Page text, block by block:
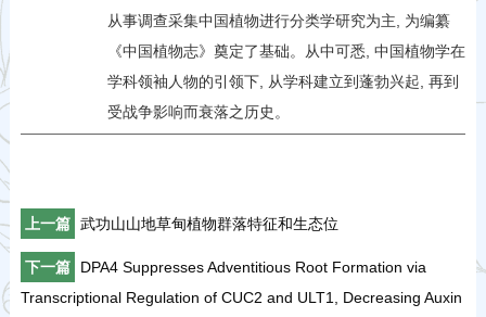
从事调查采集中国植物进行分类学研究为主, 为编纂
《中国植物志》奠定了基础。从中可悉, 中国植物学在
学科领袖人物的引领下, 从学科建立到蓬勃兴起, 再到
受战争影响而衰落之历史。
上一篇 武功山山地草甸植物群落特征和生态位
下一篇
DPA4 Suppresses Adventitious Root Formation via
Transcriptional Regulation of CUC2 and ULT1, Decreasing Auxin